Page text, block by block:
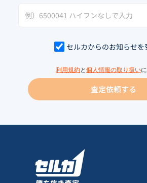
セルカからのお知らせを
利用規約と 個人情報の取り扱い
査定依頼する